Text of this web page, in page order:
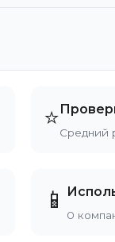
⭐
Средний
📱
0